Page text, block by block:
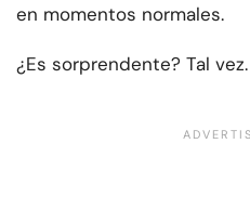
en momentos normales.
¿Es sorprendente? Tal vez.